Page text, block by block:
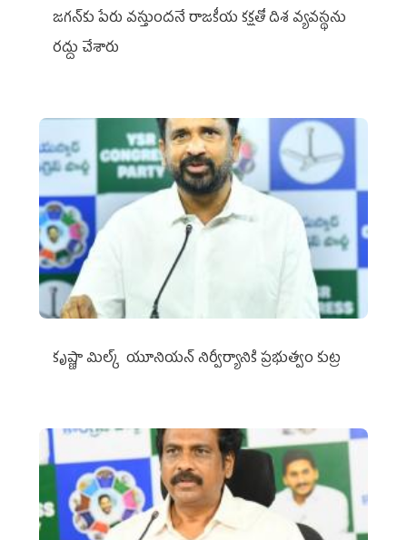
జగన్‌కు పేరు వస్తుందనే రాజకీయ కక్షతో దిశ వ్య‌వ‌స్థ‌ను
రద్దు చేశారు
కృష్ణా మిల్క్‌ యూనియన్‌ నిర్వీర్యానికి ప్రభుత్వం కుట్ర